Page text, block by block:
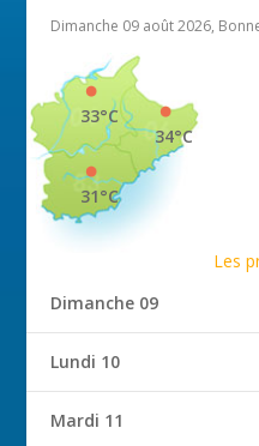
Dimanche 09 août 2026,
34°C
33°C
31°C
Les
Dimanche 09
Lundi 10
Mardi 11